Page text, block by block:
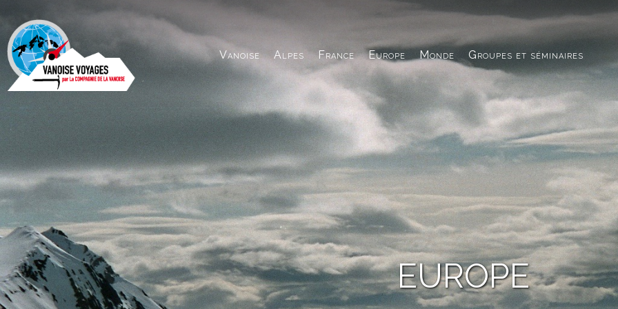
Vanoise Alpes France Europe Monde Groupes et séminaires
EUROPE
Panneau de gestion des cookies